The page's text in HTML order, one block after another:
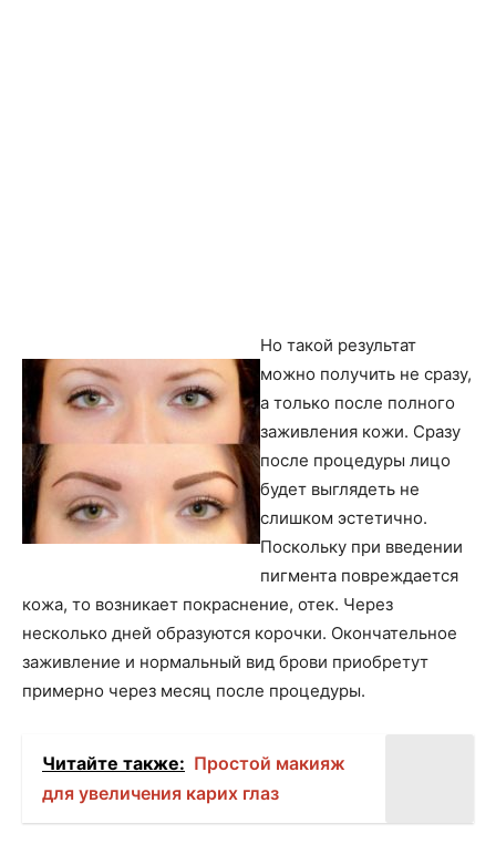
Но такой результат
можно получить не сразу,
а только после полного
заживления кожи. Сразу
после процедуры лицо
будет выглядеть не
слишком эстетично.
Поскольку при введении
пигмента повреждается
кожа, то возникает покраснение, отек. Через
несколько дней образуются корочки. Окончательное
заживление и нормальный вид брови приобретут
примерно через месяц после процедуры.
Читайте также: Простой макияж
для увеличения карих глаз